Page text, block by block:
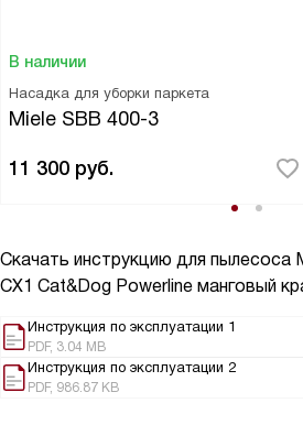
В наличии
Насадка для уборки паркета
Miele SBB 400-3
11 300 руб.
Скачать инструкцию для пылесоса
CX1 Cat&Dog Powerline манговый
Инструкция по эксплуатации 1
PDF, 3.04 MB
Инструкция по эксплуатации 2
PDF, 986.87 KB